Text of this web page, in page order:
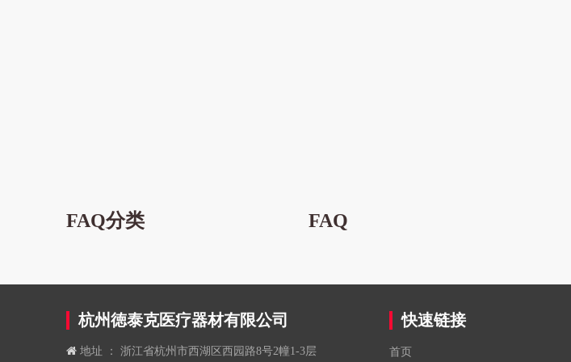
FAQ分类 FAQ
杭州徳泰克医疗器材有限公司
 地址 ： 浙江省杭州市西湖区西园路8号2幢1-3层
快速链接
首页